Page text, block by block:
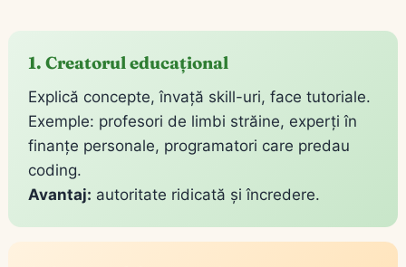
1. Creatorul educațional
Explică concepte, învață skill-uri, face tutoriale.
Exemple: profesori de limbi străine, experți în
finanțe personale, programatori care predau
coding.
Avantaj: autoritate ridicată și încredere.